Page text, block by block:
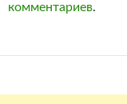
комментариев.